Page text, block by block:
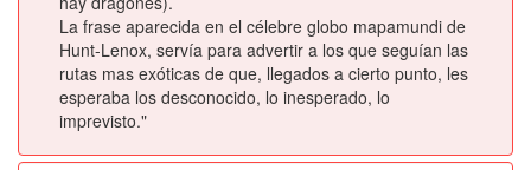
La frase aparecida en el célebre globo mapamundi de
Hunt-Lenox, servía para advertir a los que seguían las
rutas mas exóticas de que, llegados a cierto punto, les
esperaba los desconocido, lo inesperado, lo
imprevisto."